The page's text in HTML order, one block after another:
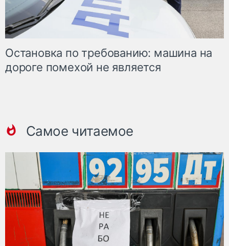
Остановка по требованию: машина на
дороге помехой не является
Самое читаемое